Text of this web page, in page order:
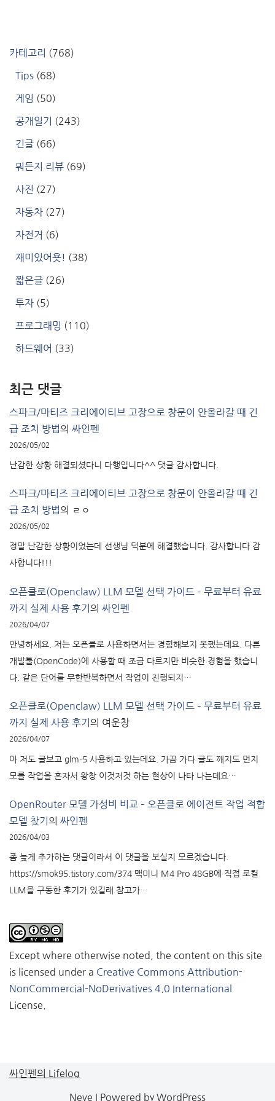
카테고리 (768)
Tips (68)
게임 (50)
공개일기 (243)
긴글 (66)
뭐든지 리뷰 (69)
사진 (27)
자동차 (27)
자전거 (6)
재미있어욧! (38)
짧은글 (26)
투자 (5)
프로그래밍 (110)
하드웨어 (33)
최근 댓글
스파크/마티즈 크리에이티브 고장으로 창문이 안올라갈 때 긴
급 조치 방법의 싸인펜
2026/05/02
난감한 상황 해결되셨다니 다행입니다^^ 댓글 감사합니다.
스파크/마티즈 크리에이티브 고장으로 창문이 안올라갈 때 긴
급 조치 방법의 ㄹㅇ
2026/05/02
정말 난감한 상황이었는데 선생님 덕분에 해결했습니다. 감사합니다 감
사합니다!!!
오픈클로(Openclaw) LLM 모델 선택 가이드 – 무료부터 유료
까지 실제 사용 후기 의 싸인펜
2026/04/07
안녕하세요. 저는 오픈클로 사용하면서는 경험해보지 못했는데요. 다른
개발툴(OpenCode)에 사용할 때 조금 다르지만 비슷한 경험을 했습니
다. 같은 단어를 무한반복하면서 작업이 진행되지…
오픈클로(Openclaw) LLM 모델 선택 가이드 – 무료부터 유료
까지 실제 사용 후기 의 여운창
2026/04/07
아 저도 글보고 glm-5 사용하고 있는데요. 가끔 가다 글도 깨지도 먼지
모를 작업을 혼자서 왕창 이것저것 하는 현상이 나타 나는데요…
OpenRouter 모델 가성비 비교 – 오픈클로 에이전트 작업 적합
모델 찾기 의 싸인펜
2026/04/03
좀 늦게 추가하는 댓글이라서 이 댓글을 보실지 모르겠습니다.
https://smok95.tistory.com/374 맥미니 M4 Pro 48GB에 직접 로컬
LLM을 구동한 후기가 있길래 참고가…
Except where otherwise noted, the content on this site
is licensed under a Creative Commons Attribution-
NonCommercial-NoDerivatives 4.0 International
License.
싸인펜의 Lifelog
Neve | Powered by WordPress